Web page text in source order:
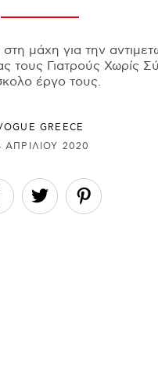
στη μάχη για την
τους Γιατρούς Χωρίς
έργο τους.
GREECE
ΑΠΡΙΛΊΟΥ 2020